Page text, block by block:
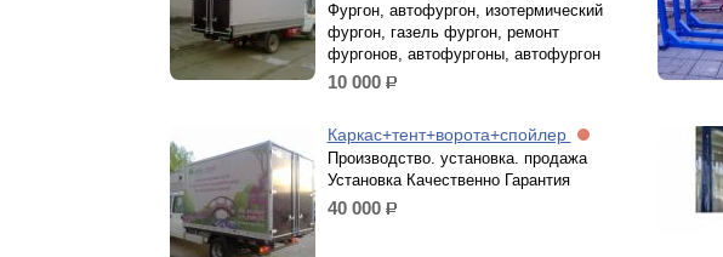
Фургон, автофургон, изотермический
фургон, газель фургон, ремонт
фургонов, автофургоны, автофургон
10 000 р.
Каркас+тент+ворота+спойлер
Производство. установка. продажа
Установка Качественно Гарантия
40 000 р.